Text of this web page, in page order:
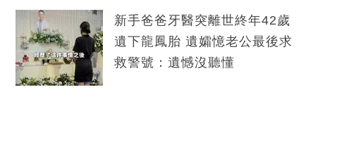
新手爸爸牙醫突離世終年42歲
遺下龍鳳胎 遺孀憶老公最後求
救警號：遺憾沒聽懂